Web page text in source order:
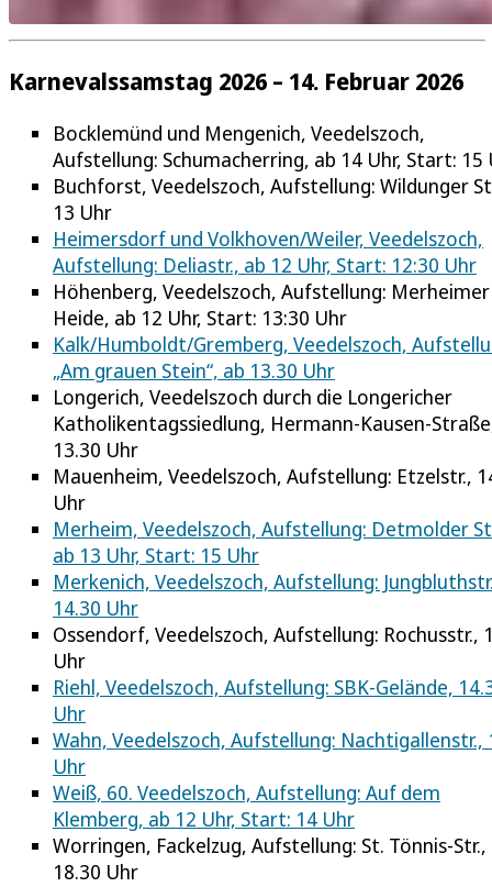
Karnevalssamstag 2026 – 14. Februar 2026
Bocklemünd und Mengenich, Veedelszoch,
Aufstellung: Schumacherring, ab 14 Uhr, Start: 15
Buchforst, Veedelszoch, Aufstellung: Wildunger
13 Uhr
Heimersdorf und Volkhoven/Weiler, Veedelszoch,
Aufstellung: Deliastr., ab 12 Uhr, Start: 12:30 Uhr
Höhenberg, Veedelszoch, Aufstellung: Merheimer
Heide, ab 12 Uhr, Start: 13:30 Uhr
Kalk/Humboldt/Gremberg, Veedelszoch,
„Am grauen Stein“, ab 13.30 Uhr
Longerich, Veedelszoch durch die Longericher
Katholikentagssiedlung, Hermann-Kausen-
13.30 Uhr
Mauenheim, Veedelszoch, Aufstellung: Etzelstr.,
Uhr
Merheim, Veedelszoch, Aufstellung: Detmolder
ab 13 Uhr, Start: 15 Uhr
Merkenich, Veedelszoch, Aufstellung:
14.30 Uhr
Ossendorf, Veedelszoch, Aufstellung: Rochusstr.,
Uhr
Riehl, Veedelszoch, Aufstellung: SBK-Gelände,
Uhr
Wahn, Veedelszoch, Aufstellung: Nachtigallenstr.,
Uhr
Weiß, 60. Veedelszoch, Aufstellung: Auf dem
Klemberg, ab 12 Uhr, Start: 14 Uhr
Worringen, Fackelzug, Aufstellung: St. Tönnis-Str.,
18.30 Uhr